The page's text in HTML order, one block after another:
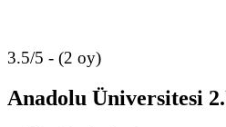
3.5/5 - (2 oy)
Anadolu Üniversitesi